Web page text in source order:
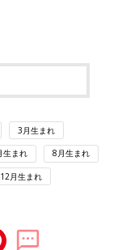
3月生まれ
生まれ 8月生まれ
12月生まれ